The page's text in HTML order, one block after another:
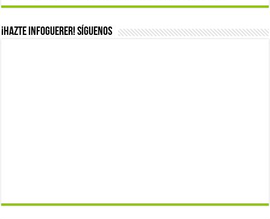
¡Hazte infoguerer! Síguenos